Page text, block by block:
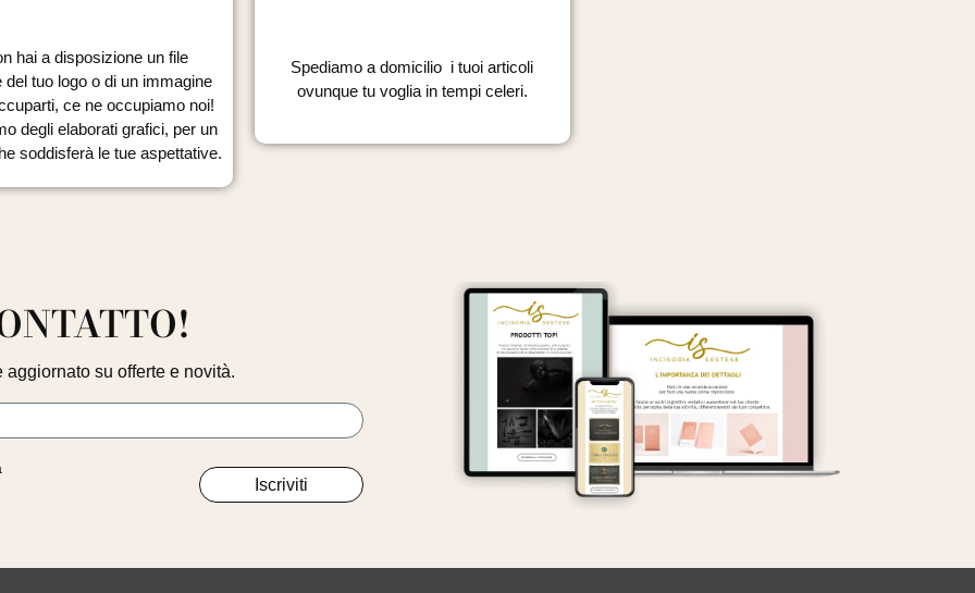
hai a disposizione un file
del tuo logo o di un immagine
ce ne occupiamo noi!
degli elaborati grafici, per un
soddisferà le tue aspettative.
Spediamo a domicilio i tuoi articoli
ovunque tu voglia in tempi celeri.
su offerte e novità.
Iscriviti